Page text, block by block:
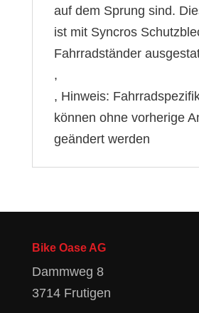
auf dem Sprung sind.
ist mit Syncros
Fahrradständer
,
, Hinweis:
können ohne vorherige
geändert werden
Bike Oase AG
Dammweg 8
3714 Frutigen